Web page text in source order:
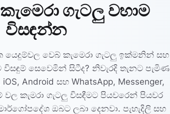
ගැටලු වහාම
විසඳන්න
වෙබ් කැමෙරා ගැටලු ඉක්මනින් සහ
සෙවෙමින් සිටීද? නිවැරදි තැනට පැමිණ
Android සහ WhatsApp, Messenger,
වල කැමරා ගැටලු විසඳීමට පියවරෙන් පියවර
ඔබට ලබා දෙනවා. පැහැදිලි සහ